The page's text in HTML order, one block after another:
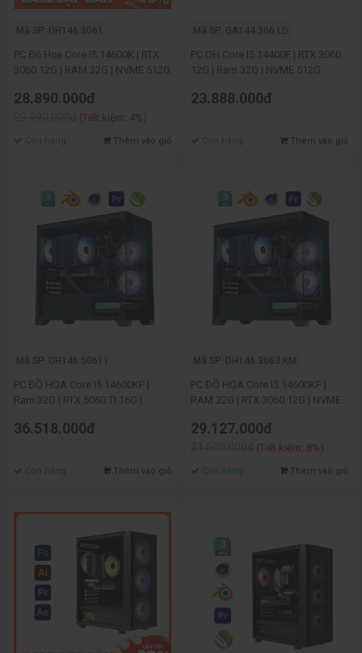
Mã SP: DH146.3061
PC Đồ Họa Core I5 14600K | RTX
3060 12G | RAM 32G | NVME 512G
28.890.000đ
(Tiết kiệm: 4%)
Còn hàng Thêm vào giỏ
Mã SP: GA144.306.LD
PC DH Core I5 14400F | RTX 3060
12G | Ram 32G | NVME 512G
23.888.000đ
Còn hàng Thêm vào giỏ
Mã SP: DH146.50611
PC ĐỒ HỌA Core I5 14600KF |
Ram 32G | RTX 5060 TI 16G |
36.518.000đ
Còn hàng Thêm vào giỏ
Mã SP: DH146.3063.KM
PC ĐỒ HỌA Core I5 14600KF |
RAM 32G | RTX 3060 12G | NVME
29.127.000đ
(Tiết kiệm: 8%)
Còn hàng Thêm vào giỏ